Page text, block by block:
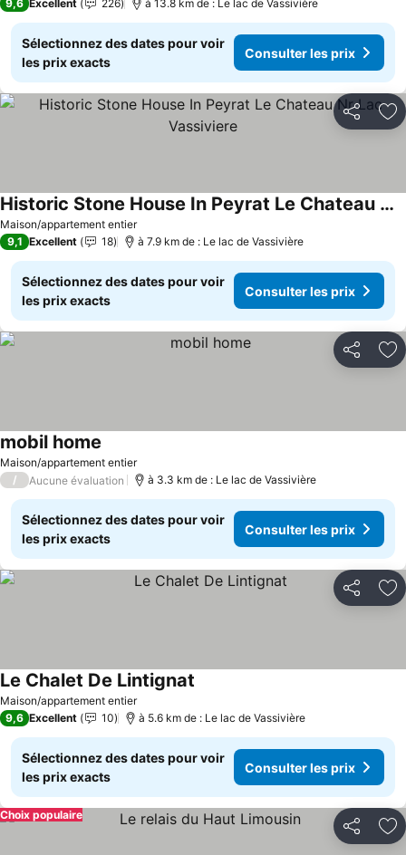
9,6 Excellent 226 à 13.8 km de : Le lac de Vassivière
Sélectionnez des dates pour voir
les prix exacts
Consulter les prix
Partager
Maison/appartement entier
Historic Stone House In Peyrat Le Chateau Nr Lac Vassiviere
Consulter les prix
9,1 Excellent 18 à 7.9 km de : Le lac de Vassivière
Sélectionnez des dates pour voir
les prix exacts
Consulter les prix
Partager
Maison/appartement entier
mobil home
/ Aucune évaluation à 3.3 km de : Le lac de Vassivière
Sélectionnez des dates pour voir
les prix exacts
Consulter les prix
Partager
Maison/appartement entier
Le Chalet De Lintignat
9,6 Excellent 10 à 5.6 km de : Le lac de Vassivière
Sélectionnez des dates pour voir
les prix exacts
Consulter les prix
Partager
Choix populaire